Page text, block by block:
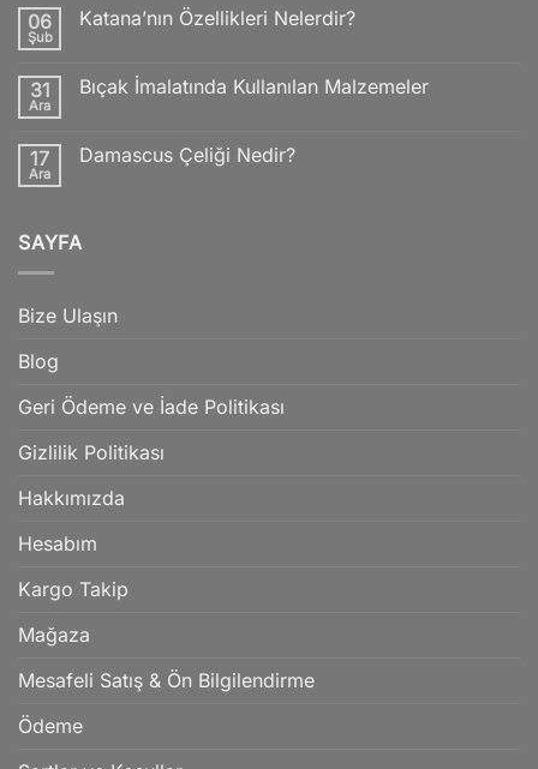
Bıçakları
Rehberi
06
Şub
Katana’nın Özellikleri Nelerdir?
Katana’nın
Özellikleri
31
Ara
Bıçak İmalatında Kullanılan Malzemeler
İmalatında
17
Ara
Damascus Çeliği Nedir?
Nedir?
SAYFA
Bize Ulaşın
Blog
Geri Ödeme ve İade Politikası
Gizlilik Politikası
Hakkımızda
Hesabım
Kargo Takip
Mağaza
Mesafeli Satış & Ön Bilgilendirme
Ödeme